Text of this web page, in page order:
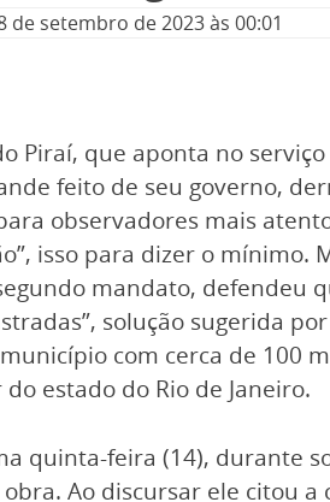
de setembro de 2023às 00:01
Piraí, que aponta no
feito de seu governo,
observadores mais
isso para dizer o mínimo.
mandato, defendeu
solução sugerida
com cerca de 100
estado do Rio de Janeiro.
quinta-feira (14), durante
Ao discursar ele citou a